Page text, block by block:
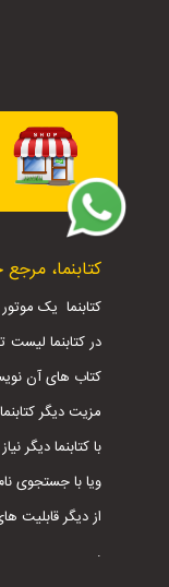
کتابنما،
کتابنما یک
در کتابنما
کتاب های آن
مزیت دیگر
با کتابنما
ویا با جستجوی
از دیگر قابلیت
.